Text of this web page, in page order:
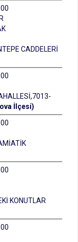
CADDELERİ
İlçesi)
KONUTLAR